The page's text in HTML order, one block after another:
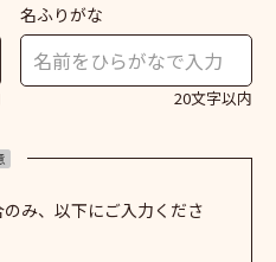
名ふりがな
20文字以内
み、以下にご入力くださ